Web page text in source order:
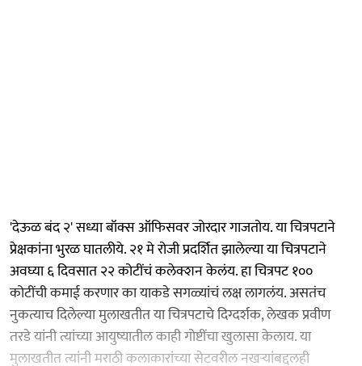
'देऊळ बंद २' सध्या बॉक्स ऑफिसवर जोरदार गाजतोय. या चित्रपटाने
प्रेक्षकांना भुरळ घातलीये. २१ मे रोजी प्रदर्शित झालेल्या या चित्रपटाने
अवघ्या ६ दिवसात २२ कोटींचं कलेक्शन केलंय. हा चित्रपट १००
कोटींची कमाई करणार का याकडे सगळ्यांचं लक्ष लागलंय. असतंच
नुकत्याच दिलेल्या मुलाखतीत या चित्रपटाचे दिग्दर्शक, लेखक प्रवीण
तरडे यांनी त्यांच्या आयुष्यातील काही गोष्टींचा खुलासा केलाय. या
मुलाखतीत त्यांनी मराठी कलाकारांच्या सेटवरील नखऱ्यांबद्दलही